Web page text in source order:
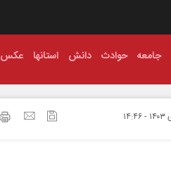
جامعه حوادث دانش استانها عکس